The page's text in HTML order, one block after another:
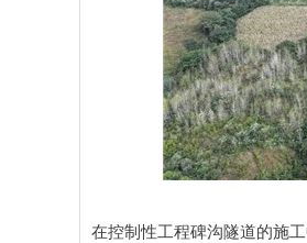
在控制性工程碑沟隧道的施